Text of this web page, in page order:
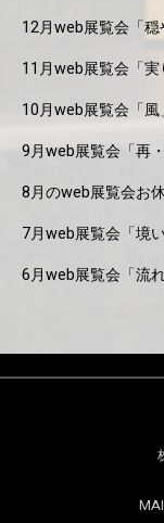
12月web展覧会「穏
11月web展覧会「実
10月web展覧会「風
9月web展覧会「再
8月のweb展覧会お
7月web展覧会「境い
6月web展覧会「流れ